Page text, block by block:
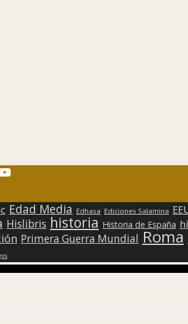
Edad Media Edhasa Ediciones Salamina
Hislibris historia Historia de España
Primera Guerra Mundial Roma